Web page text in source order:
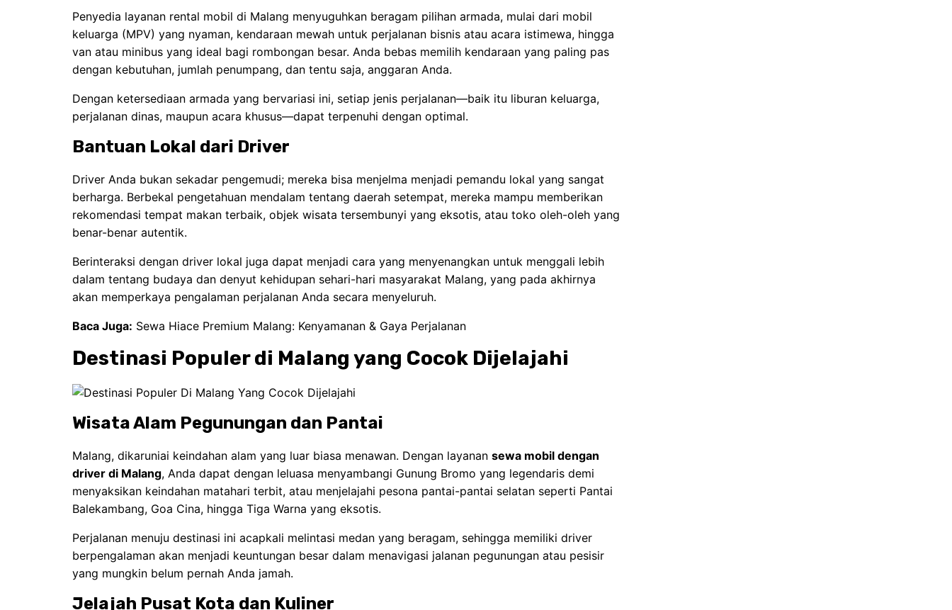
Penyedia layanan rental mobil di Malang menyuguhkan beragam pilihan armada, mulai dari mobil
keluarga (MPV) yang nyaman, kendaraan mewah untuk perjalanan bisnis atau acara istimewa, hingga
van atau minibus yang ideal bagi rombongan besar. Anda bebas memilih kendaraan yang paling pas
dengan kebutuhan, jumlah penumpang, dan tentu saja, anggaran Anda.
Dengan ketersediaan armada yang bervariasi ini, setiap jenis perjalanan—baik itu liburan keluarga,
perjalanan dinas, maupun acara khusus—dapat terpenuhi dengan optimal.
Bantuan Lokal dari Driver
Driver Anda bukan sekadar pengemudi; mereka bisa menjelma menjadi pemandu lokal yang sangat
berharga. Berbekal pengetahuan mendalam tentang daerah setempat, mereka mampu memberikan
rekomendasi tempat makan terbaik, objek wisata tersembunyi yang eksotis, atau toko oleh-oleh yang
benar-benar autentik.
Berinteraksi dengan driver lokal juga dapat menjadi cara yang menyenangkan untuk menggali lebih
dalam tentang budaya dan denyut kehidupan sehari-hari masyarakat Malang, yang pada akhirnya
akan memperkaya pengalaman perjalanan Anda secara menyeluruh.
Baca Juga: Sewa Hiace Premium Malang: Kenyamanan & Gaya Perjalanan
Destinasi Populer di Malang yang Cocok Dijelajahi
Wisata Alam Pegunungan dan Pantai
Malang, dikaruniai keindahan alam yang luar biasa menawan. Dengan layanan sewa mobil dengan
driver di Malang, Anda dapat dengan leluasa menyambangi Gunung Bromo yang legendaris demi
menyaksikan keindahan matahari terbit, atau menjelajahi pesona pantai-pantai selatan seperti Pantai
Balekambang, Goa Cina, hingga Tiga Warna yang eksotis.
Perjalanan menuju destinasi ini acapkali melintasi medan yang beragam, sehingga memiliki driver
berpengalaman akan menjadi keuntungan besar dalam menavigasi jalanan pegunungan atau pesisir
yang mungkin belum pernah Anda jamah.
Jelajah Pusat Kota dan Kuliner